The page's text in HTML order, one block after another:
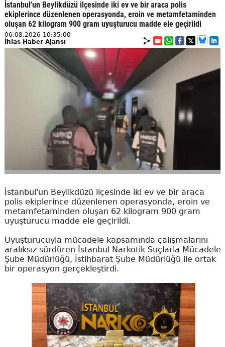
İstanbul'un Beylikdüzü ilçesinde iki ev ve bir araca polis
ekiplerince düzenlenen operasyonda, eroin ve metamfetaminden
oluşan 62 kilogram 900 gram uyuşturucu madde ele geçirildi
06.08.2026 10:35:00
İhlas Haber Ajansı
İstanbul'un Beylikdüzü ilçesinde iki ev ve bir araca
polis ekiplerince düzenlenen operasyonda, eroin ve
metamfetaminden oluşan 62 kilogram 900 gram
uyuşturucu madde ele geçirildi.
Uyuşturucuyla mücadele kapsamında çalışmalarını
aralıksız sürdüren İstanbul Narkotik Suçlarla Mücadele
Şube Müdürlüğü, İstihbarat Şube Müdürlüğü ile ortak
bir operasyon gerçekleştirdi.